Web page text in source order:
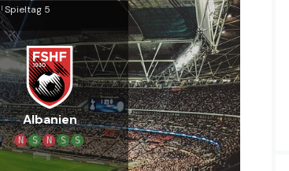
| Spieltag 5
Albanien
N S N S S